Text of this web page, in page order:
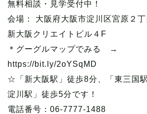
無料相談・見学受付中！
会場： 大阪府大阪市淀川区宮原２
新大阪クリエイトビル４F
＊グーグルマップでみる →
https://bit.ly/2oYSqMD
☆「新大阪駅」徒歩8分、「東三国
淀川駅」徒歩5分です！
電話番号：06-7777-1488